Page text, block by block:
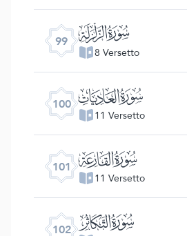
99 ﰐ
8 Versetto
100 ﰑ
11 Versetto
101 ﰒ
11 Versetto
102 ﰓ